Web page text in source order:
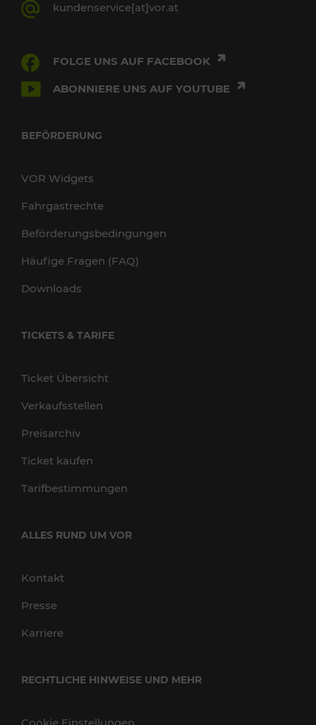
kundenservice[at]vor.at
FOLGE UNS AUF FACEBOOK
ABONNIERE UNS AUF YOUTUBE
BEFÖRDERUNG
VOR Widgets
Fahrgastrechte
Beförderungsbedingungen
Häufige Fragen (FAQ)
Downloads
TICKETS & TARIFE
Ticket Übersicht
Verkaufsstellen
Preisarchiv
Ticket kaufen
Tarifbestimmungen
ALLES RUND UM VOR
Kontakt
Presse
Karriere
RECHTLICHE HINWEISE UND MEHR